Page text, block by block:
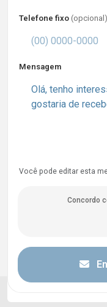
Telefone fixo (opcional)
Mensagem
Você pode editar esta
Concordo